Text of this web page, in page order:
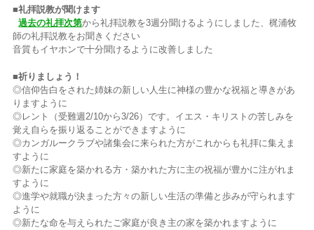
■礼拝説教が聞けます
過去の礼拝次第から礼拝説教を3週分聞けるようにしました、梶浦牧
師の礼拝説教をお聞きください
音質もイヤホンで十分聞けるように改善しました
■祈りましょう！
◎信仰告白をされた姉妹の新しい人生に神様の豊かな祝福と導きがあ
りますように
◎レント（受難週2/10から3/26）です。イエス・キリストの苦しみを
覚え自らを振り返ることができますように
◎カンガルークラブや諸集会に来られた方がこれからも礼拝に集えま
すように
◎新たに家庭を築かれる方・築かれた方に主の祝福が豊かに注がれま
すように
◎進学や就職が決まった方々の新しい生活の準備と歩みが守られます
ように
◎新たな命を与えられたご家庭が良き主の家を築かれますように